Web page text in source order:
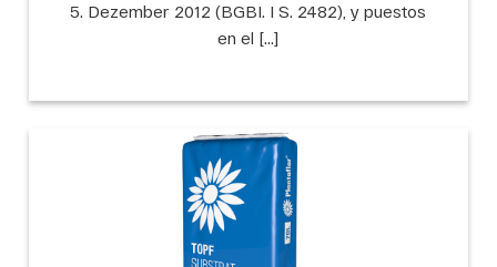
5. Dezember 2012 (BGBI. I S. 2482), y puestos
en el […]